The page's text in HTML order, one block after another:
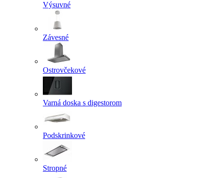
Výsuvné
Závesné
Ostrovčekové
Varná doska s digestorom
Podskrinkové
Stropné